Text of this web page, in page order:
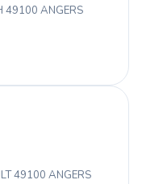
49100 ANGERS
49100 ANGERS